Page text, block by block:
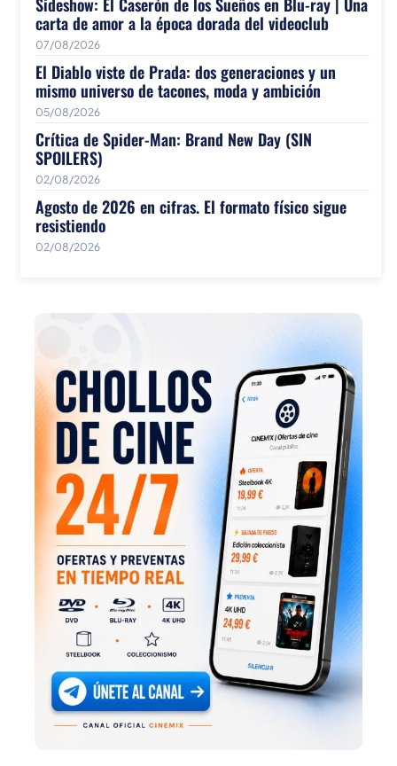
carta de amor a la época dorada del videoclub
07/08/2026
El Diablo viste de Prada: dos generaciones y un
mismo universo de tacones, moda y ambición
05/08/2026
Crítica de Spider-Man: Brand New Day (SIN
SPOILERS)
02/08/2026
Agosto de 2026 en cifras. El formato físico sigue
resistiendo
02/08/2026